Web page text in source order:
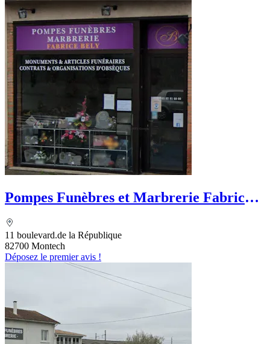
Pompes Funèbres et Marbrerie Fabrice
11 boulevard.de la République
82700 Montech
Déposez le premier avis !